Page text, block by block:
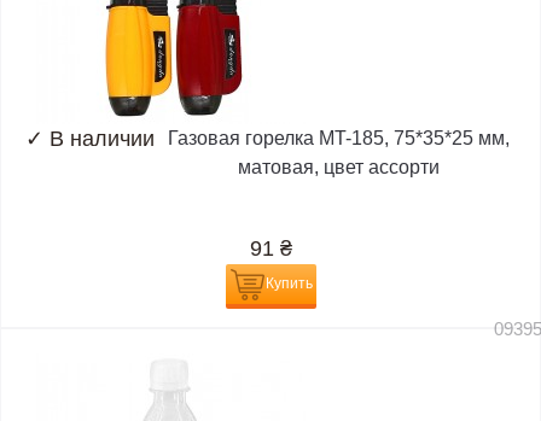
✓ В наличии
Газовая горелка MT-185, 75*35*25 мм,
матовая, цвет ассорти
91 ₴
Купить